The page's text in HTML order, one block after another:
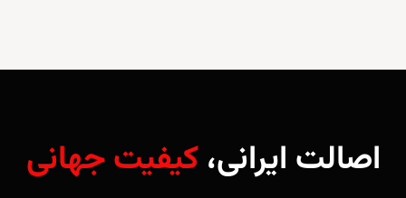
اصالت ایرانی،کیفیت جهانی